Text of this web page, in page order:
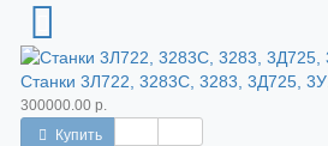
Станки 3Л722, 3283С, 3283, 3Д725,
300000.00 р.
Купить